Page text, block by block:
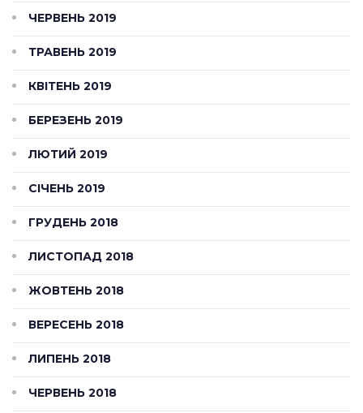
ЧЕРВЕНЬ 2019
ТРАВЕНЬ 2019
КВІТЕНЬ 2019
БЕРЕЗЕНЬ 2019
ЛЮТИЙ 2019
СІЧЕНЬ 2019
ГРУДЕНЬ 2018
ЛИСТОПАД 2018
ЖОВТЕНЬ 2018
ВЕРЕСЕНЬ 2018
ЛИПЕНЬ 2018
ЧЕРВЕНЬ 2018